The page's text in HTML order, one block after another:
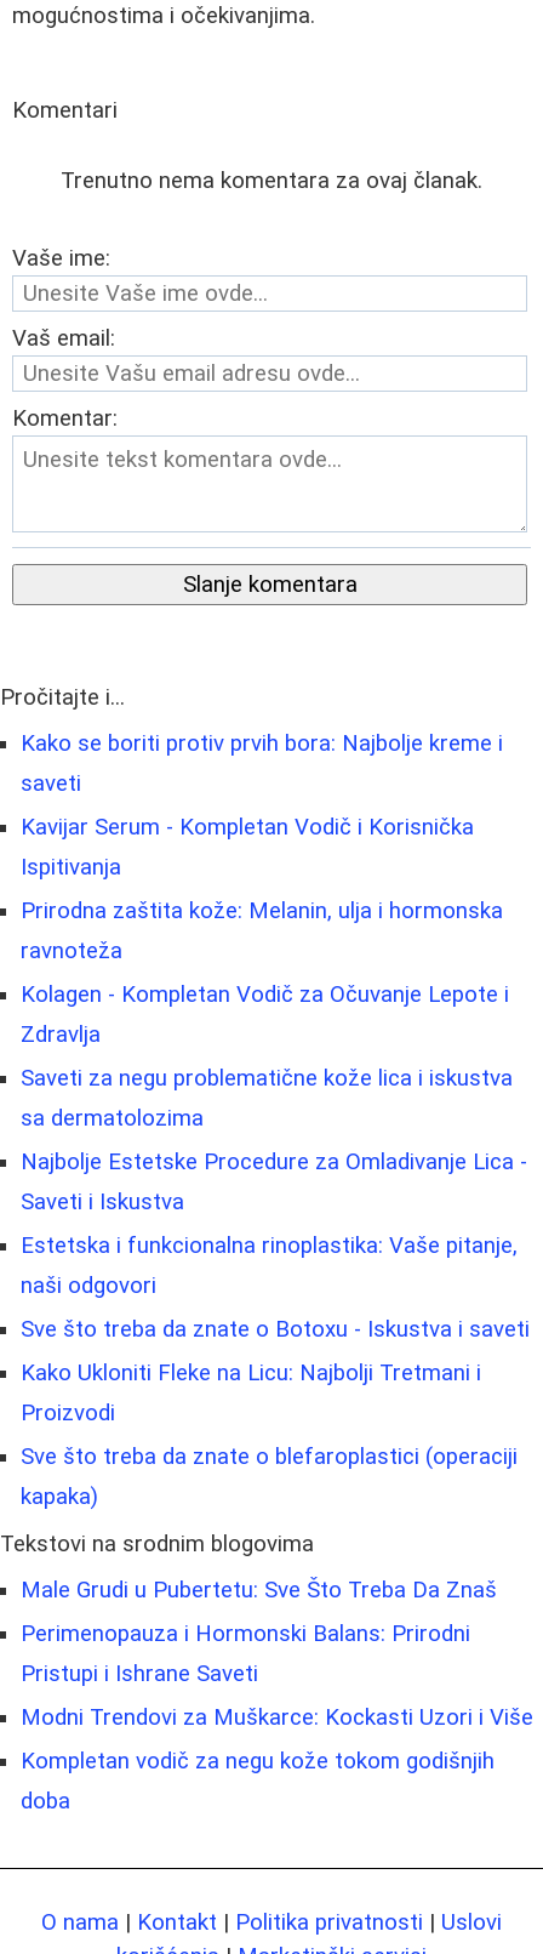
mogućnostima i očekivanjima.
Komentari
Trenutno nema komentara za ovaj članak.
Vaše ime:
Vaš email:
Komentar:
Slanje komentara
Pročitajte i...
Kako se boriti protiv prvih bora: Najbolje kreme i
saveti
Kavijar Serum - Kompletan Vodič i Korisnička
Ispitivanja
Prirodna zaštita kože: Melanin, ulja i hormonska
ravnoteža
Kolagen - Kompletan Vodič za Očuvanje Lepote i
Zdravlja
Saveti za negu problematične kože lica i iskustva
sa dermatolozima
Najbolje Estetske Procedure za Omladivanje Lica -
Saveti i Iskustva
Estetska i funkcionalna rinoplastika: Vaše pitanje,
naši odgovori
Sve što treba da znate o Botoxu - Iskustva i saveti
Kako Ukloniti Fleke na Licu: Najbolji Tretmani i
Proizvodi
Sve što treba da znate o blefaroplastici (operaciji
kapaka)
Tekstovi na srodnim blogovima
Male Grudi u Pubertetu: Sve Što Treba Da Znaš
Perimenopauza i Hormonski Balans: Prirodni
Pristupi i Ishrane Saveti
Modni Trendovi za Muškarce: Kockasti Uzori i Više
Kompletan vodič za negu kože tokom godišnjih
doba
O nama | Kontakt | Politika privatnosti | Uslovi